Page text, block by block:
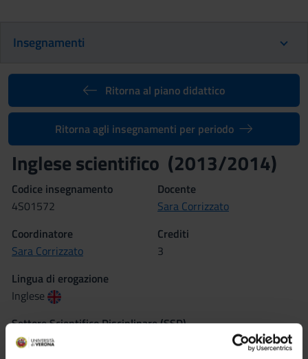
Insegnamenti
Ritorna al piano didattico
Ritorna agli insegnamenti per periodo
Inglese scientifico (2013/2014)
Codice insegnamento
4S01572
Docente
Sara Corrizzato
Coordinatore
Sara Corrizzato
Crediti
3
Lingua di erogazione
Inglese
Settore Scientifico Disciplinare (SSD)
L-LIN/12 - LINGUA E TRADUZIONE - LINGUA INGLESE